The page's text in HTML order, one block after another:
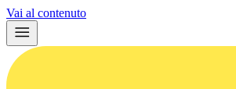
Vai al contenuto